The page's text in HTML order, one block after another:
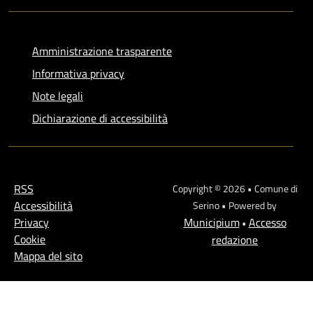
Amministrazione trasparente
Informativa privacy
Note legali
Dichiarazione di accessibilità
RSS
Accessibilità
Privacy
Cookie
Mappa del sito
Copyright © 2026 • Comune di
Serino • Powered by
Municipium• Accesso
redazione